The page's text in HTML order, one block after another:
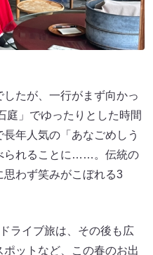
たが、一行がまず向かっ
庭」でゆったりとした時間
年人気の「あなごめしう
られることに……。伝統の
思わず笑みがこぼれる3
ライブ旅は、その後も広
ットなど、この春のお出